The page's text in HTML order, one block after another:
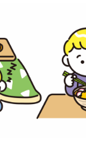
） #介護技術
#BCP
#在
成
#施設経営情
#事例紹介
もっと見る